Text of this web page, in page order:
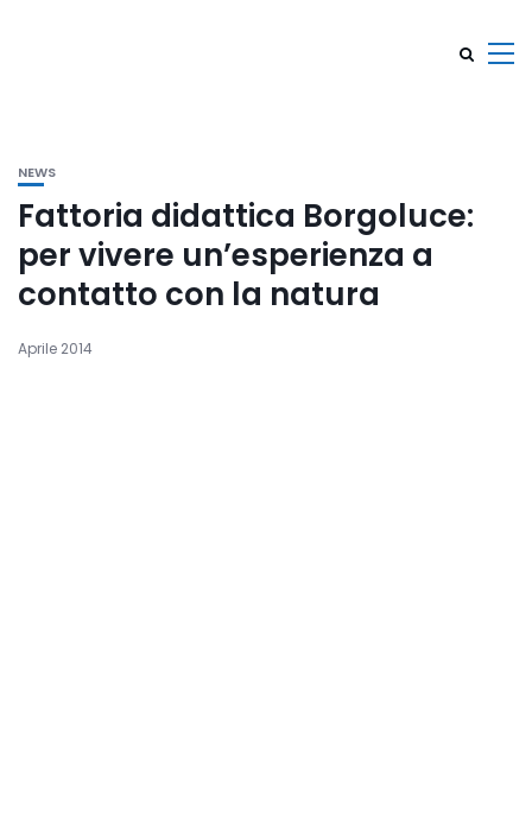
NEWS
Fattoria didattica Borgoluce:
per vivere un’esperienza a
contatto con la natura
Aprile 2014